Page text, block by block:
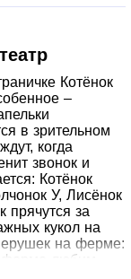
к
родителям эта
детскую
Котёнок
–
в зрительном
когда
звонок и
Котёнок
У, Лисёнок
прячутся за
кукол на
на ферме:
ферме любим